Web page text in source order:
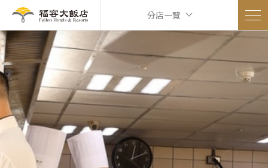
分店一覽